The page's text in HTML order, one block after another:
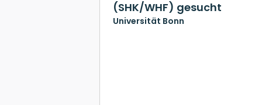
(SHK/WHF) gesucht
Universität Bonn